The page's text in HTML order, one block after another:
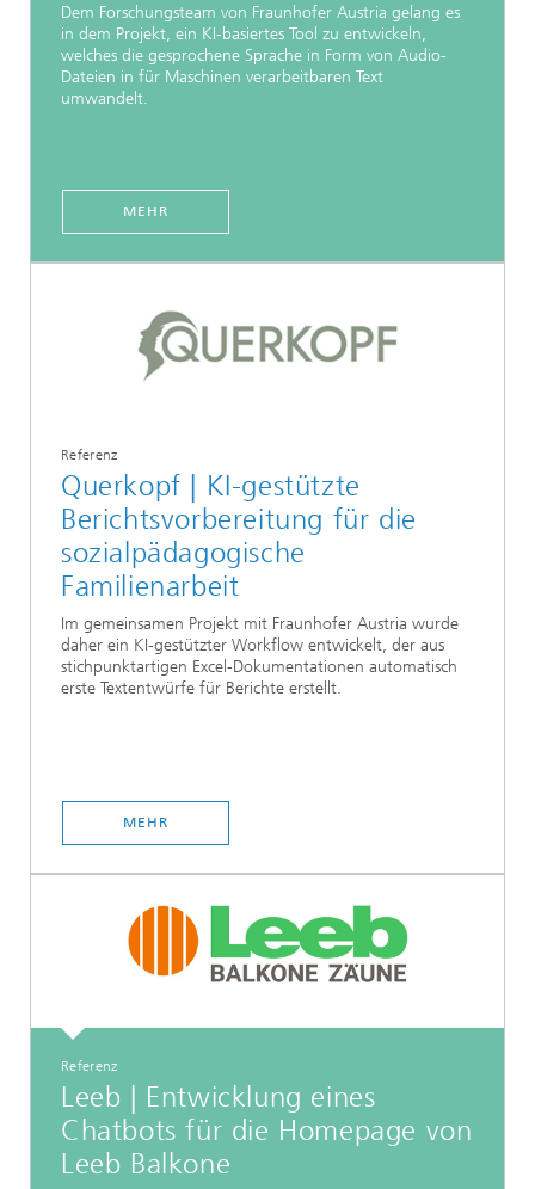
Dem Forschungsteam von Fraunhofer Austria gelang es
in dem Projekt, ein KI-basiertes Tool zu entwickeln,
welches die gesprochene Sprache in Form von Audio-
Dateien in für Maschinen verarbeitbaren Text
umwandelt.
MEHR
Referenz
Querkopf | KI-gestützte
Berichtsvorbereitung für die
sozialpädagogische
Familienarbeit
Im gemeinsamen Projekt mit Fraunhofer Austria wurde
daher ein KI-gestützter Workflow entwickelt, der aus
stichpunktartigen Excel-Dokumentationen automatisch
erste Textentwürfe für Berichte erstellt.
MEHR
Referenz
Leeb | Entwicklung eines
Chatbots für die Homepage von
Leeb Balkone